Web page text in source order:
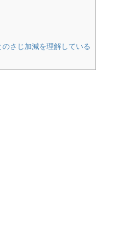
さじ加減を理解している